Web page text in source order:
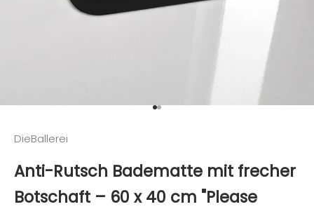
Gehe zu Element 1
Gehe zu Element 2
DieBallerei
Anti-Rutsch Badematte mit frecher
Botschaft – 60 x 40 cm "Please